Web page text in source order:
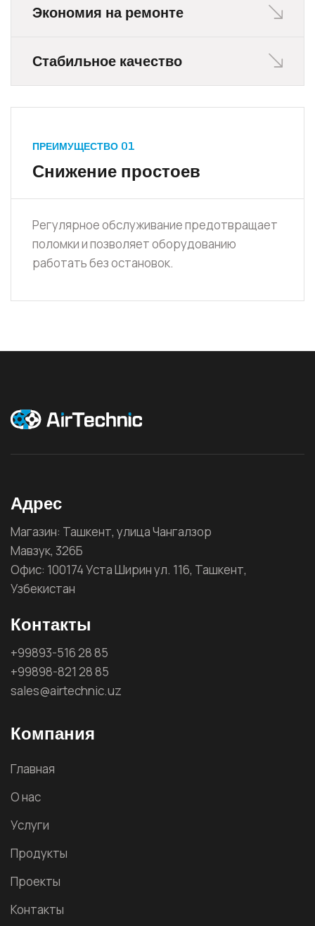
Экономия на ремонте
Стабильное качество
ПРЕИМУЩЕСТВО 01
Снижение простоев
Регулярное обслуживание предотвращает
поломки и позволяет оборудованию
работать без остановок.
Адрес
Магазин: Ташкент, улица Чангалзор
Мавзук, 326Б
Офис: 100174 Уста Ширин ул. 116, Ташкент,
Узбекистан
Контакты
+99893-516 28 85
+99898-821 28 85
sales@airtechnic.uz
Компания
Главная
О нас
Услуги
Продукты
Проекты
Контакты